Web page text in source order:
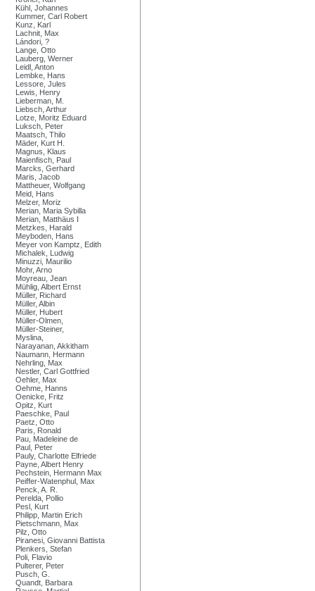
Kühl, Johannes
Kummer, Carl Robert
Kunz, Karl
Lachnit, Max
Lándori, ?
Lange, Otto
Lauberg, Werner
Leidl, Anton
Lembke, Hans
Lessore, Jules
Lewis, Henry
Lieberman, M.
Liebsch, Arthur
Lotze, Moritz Eduard
Luksch, Peter
Maatsch, Thilo
Mäder, Kurt H.
Magnus, Klaus
Maienfisch, Paul
Marcks, Gerhard
Maris, Jacob
Mattheuer, Wolfgang
Meid, Hans
Melzer, Moriz
Merian, Maria Sybilla
Merian, Matthäus I
Metzkes, Harald
Meyboden, Hans
Meyer von Kamptz, Edith
Michalek, Ludwig
Minuzzi, Maurilio
Mohr, Arno
Moyreau, Jean
Mühlig, Albert Ernst
Müller, Richard
Müller, Albin
Müller, Hubert
Müller-Olmen,
Müller-Steiner,
Myslina,
Narayanan, Akkitham
Naumann, Hermann
Nehrling, Max
Nestler, Carl Gottfried
Oehler, Max
Oehme, Hanns
Oenicke, Fritz
Opitz, Kurt
Paeschke, Paul
Paetz, Otto
Paris, Ronald
Pau, Madeleine de
Paul, Peter
Pauly, Charlotte Elfriede
Payne, Albert Henry
Pechstein, Hermann Max
Peiffer-Watenphul, Max
Penck, A. R.
Perelda, Pollio
Pesl, Kurt
Philipp, Martin Erich
Pietschmann, Max
Pilz, Otto
Piranesi, Giovanni Battista
Plenkers, Stefan
Poli, Flavio
Pulterer, Peter
Pusch, G.
Quandt, Barbara